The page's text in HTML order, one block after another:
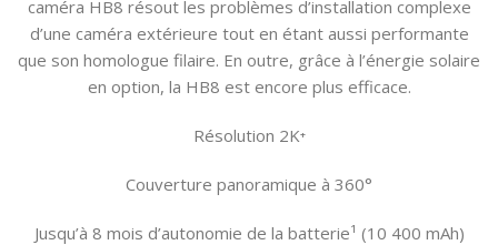
caméra HB8 résout les problèmes d’installation complexe
d’une caméra extérieure tout en étant aussi performante
que son homologue filaire. En outre, grâce à l’énergie solaire
en option, la HB8 est encore plus efficace.
Résolution 2K⁺
Couverture panoramique à 360°
Jusqu’à 8 mois d’autonomie de la batterie¹ (10 400 mAh)